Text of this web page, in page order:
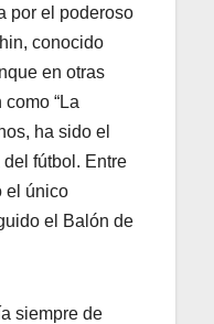
por el poderoso
conocido
en otras
“La
ha sido el
fútbol. Entre
el único
el Balón de
siempre de